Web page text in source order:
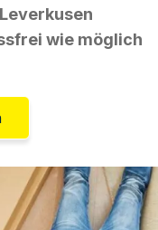
wie möglich